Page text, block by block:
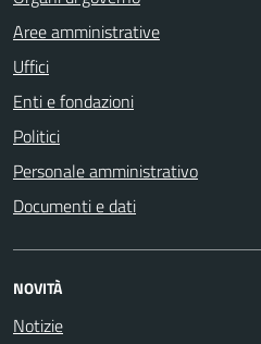
Aree amministrative
Uffici
Enti e fondazioni
Politici
Personale amministrativo
Documenti e dati
NOVITÀ
Notizie